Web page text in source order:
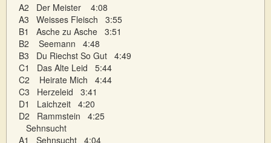
A2 Der Meister 4:08
A3 Weisses Fleisch 3:55
B1 Asche zu Asche 3:51
B2 Seemann 4:48
B3 Du Riechst So Gut 4:49
C1 Das Alte Leid 5:44
C2 Heirate Mich 4:44
C3 Herzeleid 3:41
D1 Laichzeit 4:20
D2 Rammstein 4:25
Sehnsucht
A1 Sehnsucht 4:04